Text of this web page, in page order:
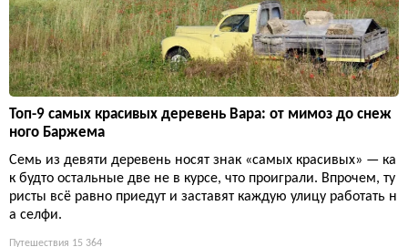
Топ-9 самых красивых деревень Вара: от мимоз до снеж
ного Баржема
Семь из девяти деревень носят знак «самых красивых» — ка
к будто остальные две не в курсе, что проиграли. Впрочем, ту
ристы всё равно приедут и заставят каждую улицу работать н
а селфи.
Путешествия 15 364